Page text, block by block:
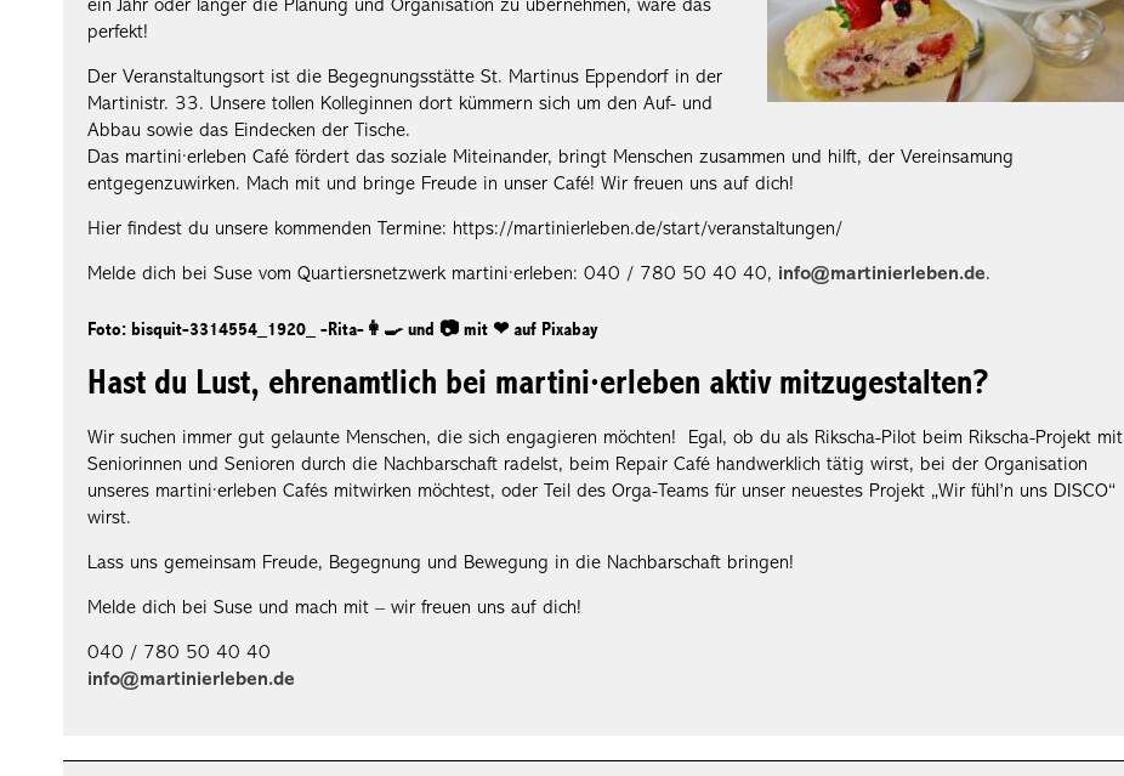
ein Jahr oder länger die Planung und Organisation zu übernehmen, wäre das
perfekt!
Der Veranstaltungsort ist die Begegnungsstätte St. Martinus Eppendorf in der
Martinistr. 33. Unsere tollen Kolleginnen dort kümmern sich um den Auf- und
Abbau sowie das Eindecken der Tische.
Das martini·erleben Café fördert das soziale Miteinander, bringt Menschen zusammen und hilft, der Vereinsamung
entgegenzuwirken. Mach mit und bringe Freude in unser Café! Wir freuen uns auf dich!
Hier findest du unsere kommenden Termine: https://martinierleben.de/start/veranstaltungen/
Melde dich bei Suse vom Quartiersnetzwerk martini·erleben: 040 / 780 50 40 40, info@martinierleben.de.
Foto: bisquit-3314554_1920_ -Rita-👩‍🍳 und 📷 mit ❤ auf Pixabay
Hast du Lust, ehrenamtlich bei martini·erleben aktiv mitzugestalten?
Wir suchen immer gut gelaunte Menschen, die sich engagieren möchten! Egal, ob du als Rikscha-Pilot beim Rikscha-Projekt mit
Seniorinnen und Senioren durch die Nachbarschaft radelst, beim Repair Café handwerklich tätig wirst, bei der Organisation
unseres martini·erleben Cafés mitwirken möchtest, oder Teil des Orga-Teams für unser neuestes Projekt „Wir fühl’n uns DISCO“
wirst.
Lass uns gemeinsam Freude, Begegnung und Bewegung in die Nachbarschaft bringen!
Melde dich bei Suse und mach mit – wir freuen uns auf dich!
040 / 780 50 40 40
info@martinierleben.de